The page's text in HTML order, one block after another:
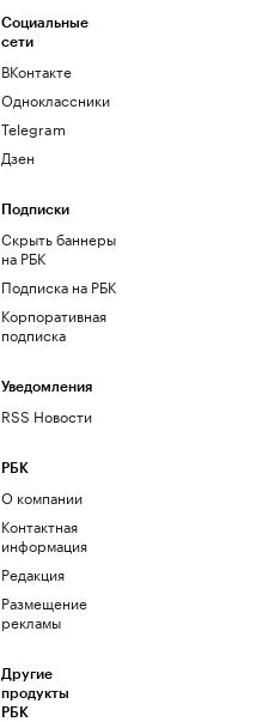
Социальные
сети
ВКонтакте
Одноклассники
Telegram
Дзен
Подписки
Скрыть баннеры
на РБК
Подписка на РБК
Корпоративная
подписка
Уведомления
RSS Новости
РБК
О компании
Контактная
информация
Редакция
Размещение
рекламы
Другие
продукты
РБК